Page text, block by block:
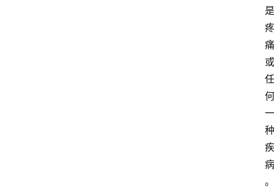
是
疼
痛
或
任
何
一
种
疾
病
。